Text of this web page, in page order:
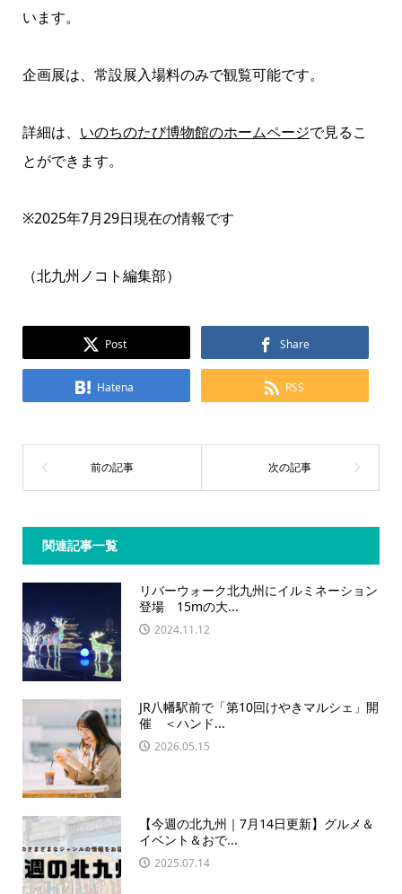
います。
企画展は、常設展入場料のみで観覧可能です。
詳細は、 いのちのたび博物館のホームページで見るこ
とができます。
※2025年7月29日現在の情報です
（北九州ノコト編集部）
Post Share
Hatena RSS
関連記事一覧
リバーウォーク北九州にイルミネーション
登場 15mの大...
2024.11.12
JR八幡駅前で「第10回けやきマルシェ」開
催 ＜ハンド...
2026.05.15
【今週の北九州｜7月14日更新】グルメ＆
イベント＆おで...
2025.07.14